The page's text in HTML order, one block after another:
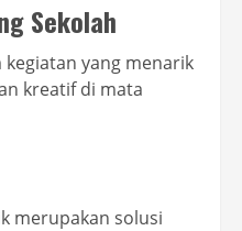
Sekolah
yang menarik
kreatif di mata
merupakan solusi